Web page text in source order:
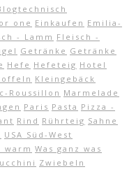
one Einkaufen Emilia-
- Lamm Fleisch -
Getränke Getränke
Hefe Hefeteig Hotel
Kleingebäck
Roussillon Marmelade
Paris Pasta Pizza -
Rind Rührteig Sahne
USA Süd-West
warm Was ganz was
Zwiebeln